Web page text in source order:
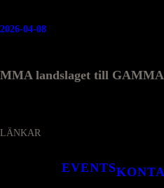
MMA landslaget till
2026-04-08
LÄNKAR
EVENTS